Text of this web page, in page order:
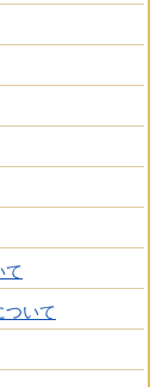
て
ついて